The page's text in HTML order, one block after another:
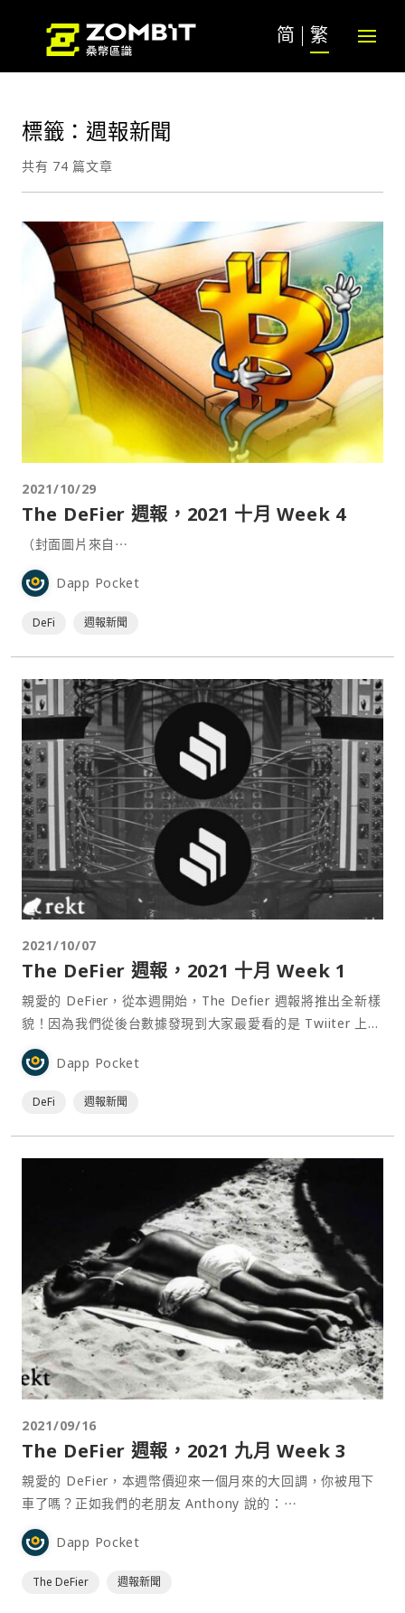
简 繁
標籤：週報新聞
共有 74 篇文章
2021/10/29
The DeFi‌er ‌週報，2021 ‌十月‌ ‌Week‌ ‌4
（封面圖片來自⋯
Dapp Pocket
DeFi 週報新聞
2021/10/07
The DeFi‌er ‌週報，2021 ‌十月‌ ‌Week‌ ‌1
親愛的 DeFier，從本週開始，The Defier 週報將推出全新樣
貌！因為我們從後台數據發現到大家最愛看的是 Twiiter 上的
幣圈知名人士「大佬觀點」，於是我們將嘗試直接以推特內容
為主軸，再搭配近期重要的消息呈顯給大家，讓讀者們可以從
Dapp Pocket
DeFi 週報新聞
2021/09/16
The DeFi‌er ‌週報，2021 ‌九月‌ ‌Week‌ ‌3
親愛的 DeFier，本週幣價迎來一個月來的大回調，你被甩下
車了嗎？正如我們的老朋友 Anthony 說的：⋯
Dapp Pocket
The DeFi‌er 週報新聞